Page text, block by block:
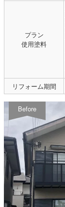
プラン
使用塗料
リフォーム期間
Before